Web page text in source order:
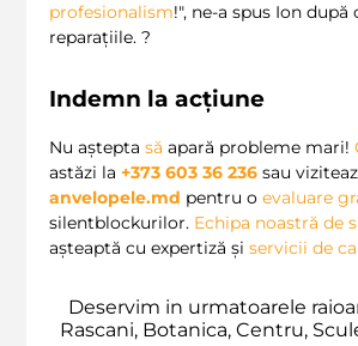
profesionalism!", ne-a spus Ion după
reparațiile. ?
Indemn la acțiune
Nu aștepta să apară probleme mari!
astăzi la +373 603 36 236 sau
anvelopele.md pentru o evaluare
silentblockurilor. Echipa noastră de
așteaptă cu expertiză și servicii de
Deservim in urmatoarele
Rascani, Botanica, Centru,